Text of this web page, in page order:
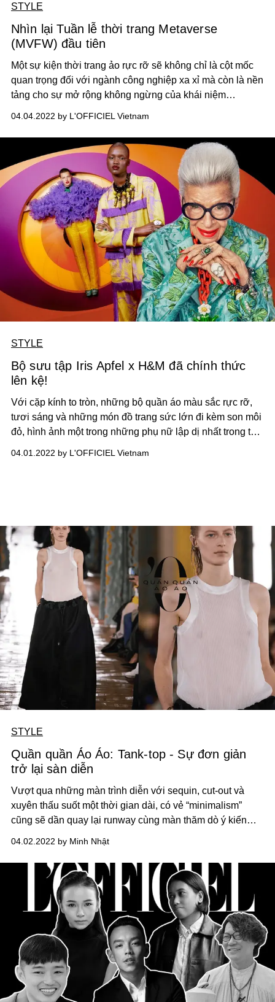
STYLE
Nhìn lại Tuần lễ thời trang Metaverse
(MVFW) đầu tiên
Một sự kiện thời trang ảo rực rỡ sẽ không chỉ là cột mốc
quan trọng đối với ngành công nghiệp xa xỉ mà còn là nền
tảng cho sự mở rộng không ngừng của khái niệm
của bất kì ngành nghề nào.
04.04.2022 by L'OFFICIEL Vietnam
STYLE
Bộ sưu tập Iris Apfel x H&M đã chính thức
lên kệ!
Với cặp kính to tròn, những bộ quần áo màu sắc rực rỡ,
tươi sáng và những món đồ trang sức lớn đi kèm son môi
đỏ, hình ảnh một trong những phụ nữ lập dị nhất trong thế
mới nhất của H&M!
04.01.2022 by L'OFFICIEL Vietnam
STYLE
Quần quần Áo Áo: Tank-top - Sự đơn giản
trở lại sàn diễn
Vượt qua những màn trình diễn với sequin, cut-out và
xuyên thấu suốt một thời gian dài, có vẻ “minimalism”
cũng sẽ dần quay lại runway cùng màn thăm dò ý kiến
chiếc tank-top, một item không thể đơn giản hơn.
04.02.2022 by Minh Nhật